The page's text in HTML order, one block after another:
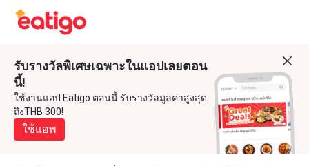
รับรางวัลพิเศษเฉพาะในแอปเลยตอน
นี้!
ใช้งานแอป Eatigo ตอนนี้ รับรางวัลมูลค่าสูงสุด
ถึงTHB 300!
ใช้แอพ